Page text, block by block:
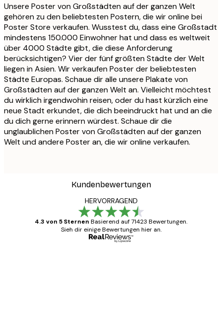
Unsere Poster von Großstädten auf der ganzen Welt
gehören zu den beliebtesten Postern, die wir online bei
Poster Store verkaufen. Wusstest du, dass eine Großstadt
mindestens 150.000 Einwohner hat und dass es weltweit
über 4000 Städte gibt, die diese Anforderung
berücksichtigen? Vier der fünf größten Städte der Welt
liegen in Asien. Wir verkaufen Poster der beliebtesten
Städte Europas. Schaue dir alle unsere Plakate von
Großstädten auf der ganzen Welt an. Vielleicht möchtest
du wirklich irgendwohin reisen, oder du hast kürzlich eine
neue Stadt erkundet, die dich beeindruckt hat und an die
du dich gerne erinnern würdest. Schaue dir die
unglaublichen Poster von Großstädten auf der ganzen
Welt und andere Poster an, die wir online verkaufen.
Kundenbewertungen
HERVORRAGEND
4.3 von 5 Sternen Basierend auf 71423 Bewertungen.
Sieh dir einige Bewertungen hier an.